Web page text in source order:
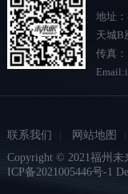
地址
天城B
传真
联系我们 网站地图
Copyright © 2021福州未
ICP备2021005446号-1